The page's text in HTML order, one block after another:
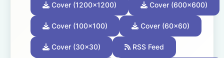
Cover (1200x1200) Cover (600x600)
Cover (100x100) Cover (60x60)
Cover (30x30) RSS Feed